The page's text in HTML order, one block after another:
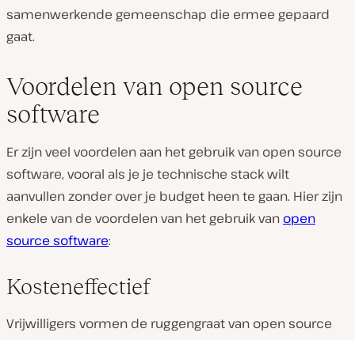
samenwerkende gemeenschap die ermee gepaard
gaat.
Voordelen van open source
software
Er zijn veel voordelen aan het gebruik van open source
software, vooral als je je technische stack wilt
aanvullen zonder over je budget heen te gaan. Hier zijn
enkele van de voordelen van het gebruik van open
source software:
Kosteneffectief
Vrijwilligers vormen de ruggengraat van open source